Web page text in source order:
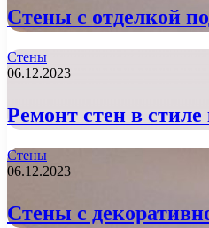
Стены с отделкой
Стены
06.12.2023
Ремонт стен в
Стены
06.12.2023
Стены с